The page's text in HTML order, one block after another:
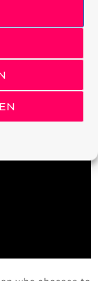
together forth
had firmament